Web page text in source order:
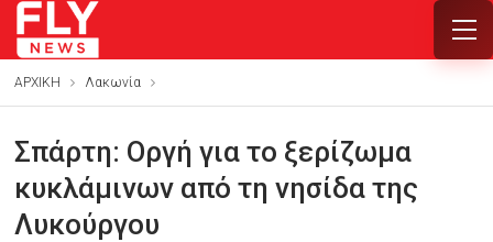
ΑΡΧΙΚΗ Λακωνία
Σπάρτη: Οργή για το ξερίζωμα
κυκλάμινων από τη νησίδα της
Λυκούργου